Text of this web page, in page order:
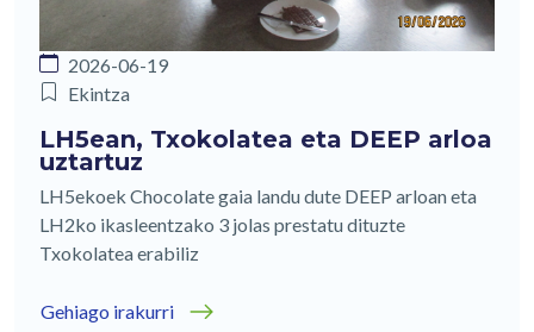
2026-06-19
Ekintza
LH5ean, Txokolatea eta DEEP arloa
uztartuz
LH5ekoek Chocolate gaia landu dute DEEP arloan eta
LH2ko ikasleentzako 3 jolas prestatu dituzte
Txokolatea erabiliz
Gehiago irakurri